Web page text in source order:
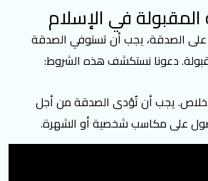
في الإسلام
على الصدقة، يجب أن تستوفي الصدقة
دعونا نستكشف هذه الشروط:
يجب أن تُؤدى الصدقة من أجل
على مكاسب شخصية أو الشهرة.